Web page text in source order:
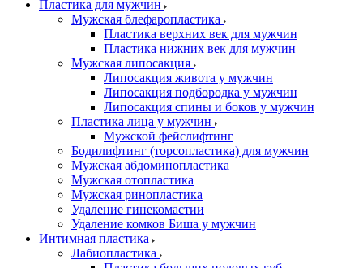
Пластика для мужчин
Мужская блефаропластика
Пластика верхних век для мужчин
Пластика нижних век для мужчин
Мужская липосакция
Липосакция живота у мужчин
Липосакция подбородка у мужчин
Липосакция спины и боков у мужчин
Пластика лица у мужчин
Мужской фейслифтинг
Бодилифтинг (торсопластика) для мужчин
Мужская абдоминопластика
Мужская отопластика
Мужская ринопластика
Удаление гинекомастии
Удаление комков Биша у мужчин
Интимная пластика
Лабиопластика